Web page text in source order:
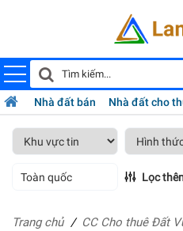
Nhà đất bán Nhà đất cho
Toàn quốc Lọc
Trang chủ CC Cho thuê Đất